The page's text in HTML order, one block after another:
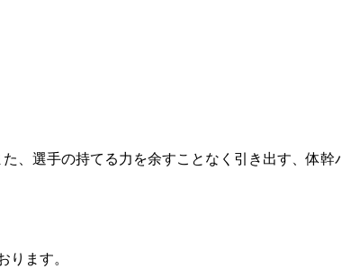
、選手の持てる力を余すことなく引き出す、体幹
ります。